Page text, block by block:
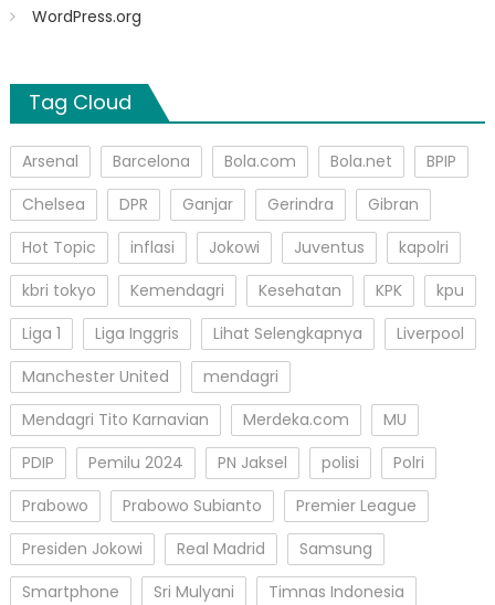
WordPress.org
Tag Cloud
Arsenal Barcelona Bola.com Bola.net
BPIP
Chelsea
DPR Ganjar Gerindra
Gibran
Hot Topic
inflasi Jokowi Juventus
kapolri
kbri tokyo
Kemendagri Kesehatan KPK
kpu
Liga 1
Liga Inggris Lihat Selengkapnya
Liverpool
Manchester United
mendagri
Mendagri Tito Karnavian
Merdeka.com
MU
PDIP
Pemilu 2024 PN Jaksel polisi
Polri
Prabowo
Prabowo Subianto
Premier League
Presiden Jokowi
Real Madrid
Samsung
Smartphone
Sri Mulyani
Timnas Indonesia